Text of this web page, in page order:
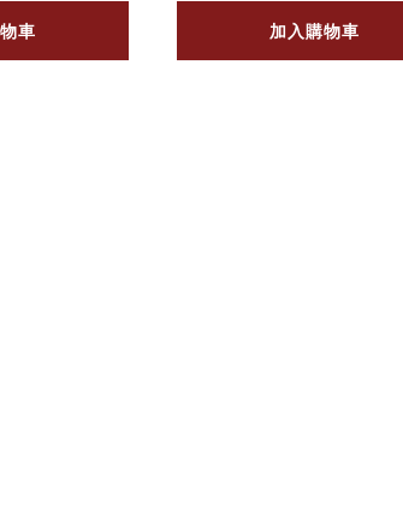
車 加入購物車